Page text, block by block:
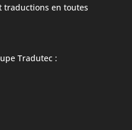
traductions en toutes
Tradutec: